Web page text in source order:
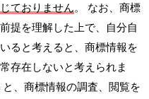
ておりません。 なお、商標
提を理解した上で、自分自
ると考えると、商標情報を
存在しないと考えられま
、商標情報の調査、閲覧を